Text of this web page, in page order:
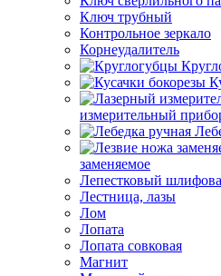
Ключ трубный
Контрольное зеркало
Корнеудалитель
измерительный
заменяемое
Лепестковый
Лестница, лазы
Лом
Лопата
Лопата совковая
Магнит